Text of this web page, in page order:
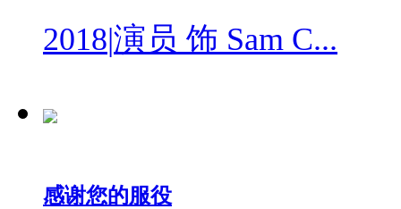
2018|演员 饰 Sam C...
感谢您的服役